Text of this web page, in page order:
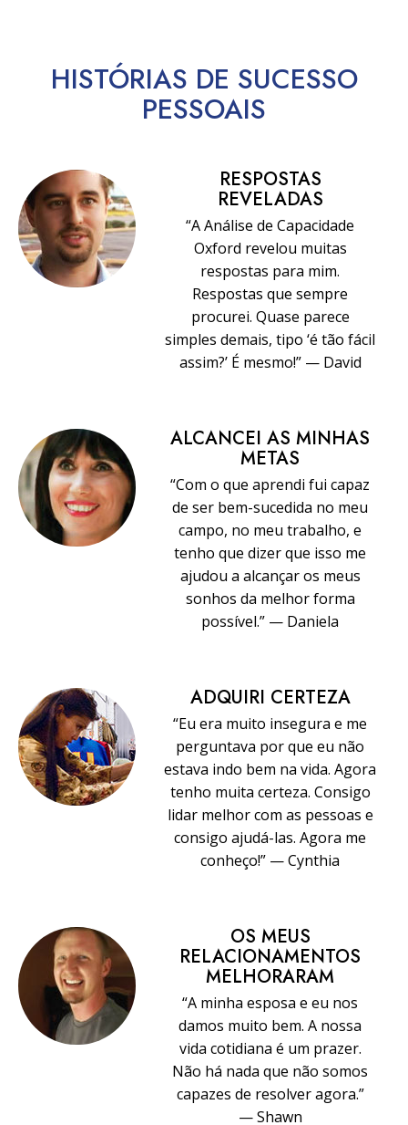
HISTÓRIAS DE SUCESSO
PESSOAIS
RESPOSTAS
REVELADAS
“A Análise de Capacidade
Oxford revelou muitas
respostas para mim.
Respostas que sempre
procurei. Quase parece
simples demais, tipo ‘é tão fácil
assim?’ É mesmo!” — David
ALCANCEI AS MINHAS
METAS
“Com o que aprendi fui capaz
de ser bem-sucedida no meu
campo, no meu trabalho, e
tenho que dizer que isso me
ajudou a alcançar os meus
sonhos da melhor forma
possível.” — Daniela
ADQUIRI CERTEZA
“Eu era muito insegura e me
perguntava por que eu não
estava indo bem na vida. Agora
tenho muita certeza. Consigo
lidar melhor com as pessoas e
consigo ajudá-las. Agora me
conheço!” — Cynthia
OS MEUS
RELACIONAMENTOS
MELHORARAM
“A minha esposa e eu nos
damos muito bem. A nossa
vida cotidiana é um prazer.
Não há nada que não somos
capazes de resolver agora.”
— Shawn